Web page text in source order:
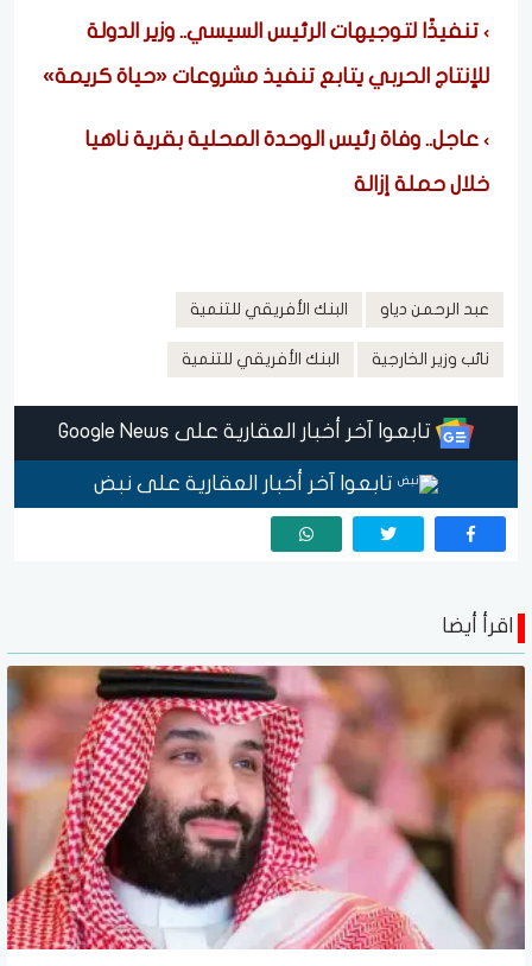
تنفيذًا لتوجيهات الرئيس السيسي.. وزير الدولة
للإنتاج الحربي يتابع تنفيذ مشروعات «حياة كريمة»
عاجل.. وفاة رئيس الوحدة المحلية بقرية ناهيا
خلال حملة إزالة
عبد الرحمن دياو البنك الأفريقي للتنمية
نائب وزير الخارجية البنك الأفريقي للتنمية
تابعوا آخر أخبار العقارية على Google News
تابعوا آخر أخبار العقارية على نبض
اقرأ أيضا